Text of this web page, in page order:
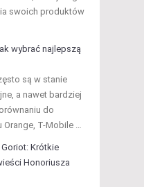
swoich produktów
wybrać najlepszą
są w stanie
a nawet bardziej
do
Orange, T-Mobile …
Krótkie
Honoriusza